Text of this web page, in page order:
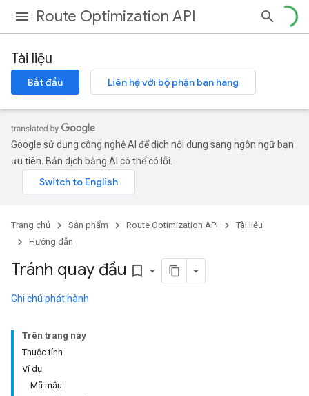
Route Optimization API
Tài liệu
Bắt đầu Liên hệ với bộ phận bán hàng
Google sử dụng công nghệ AI để dịch nội dung sang ngôn ngữ bạn
ưu tiên. Bản dịch bằng AI có thể có lỗi.
Trang chủ Sản phẩm Route Optimization API
Tài liệu
Hướng dẫn
Tránh quay đầu bookmark_border
Ghi chú phát hành
Trên trang này
Thuộc tính
Ví dụ
Mã mẫu